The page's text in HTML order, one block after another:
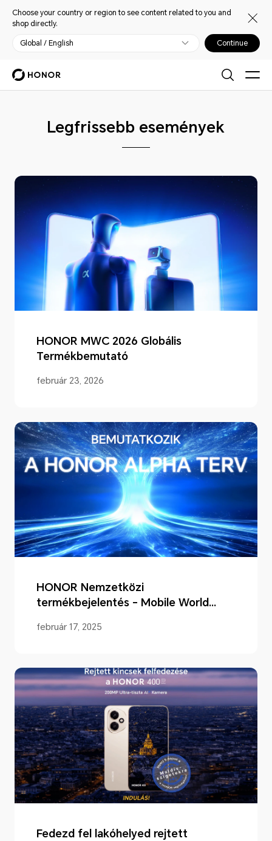
Choose your country or region to see content related to you and
shop directly.
Global / English Continue
Legfrissebb események
HONOR MWC 2026 Globális
Termékbemutató
február 23, 2026
HONOR Nemzetközi
termékbejelentés - Mobile World
február 17, 2025
Fedezd fel lakóhelyed rejtett